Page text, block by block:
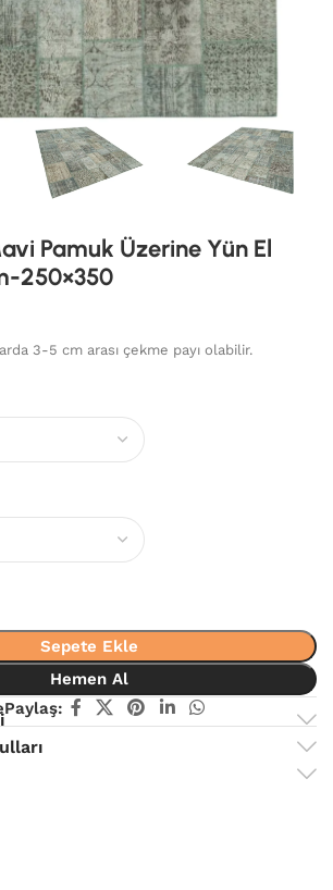
Pamuk Üzerine Yün El
250×350
3-5 cm arası çekme payı olabilir.
Sepete Ekle
Hemen Al
Paylaş: